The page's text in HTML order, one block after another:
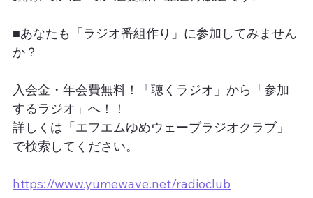
■あなたも「ラジオ番組作り」に参加してみません
か？
入会金・年会費無料！「聴くラジオ」から「参加
するラジオ」へ！！
詳しくは「エフエムゆめウェーブラジオクラブ」
で検索してください。
https://www.yumewave.net/radioclub